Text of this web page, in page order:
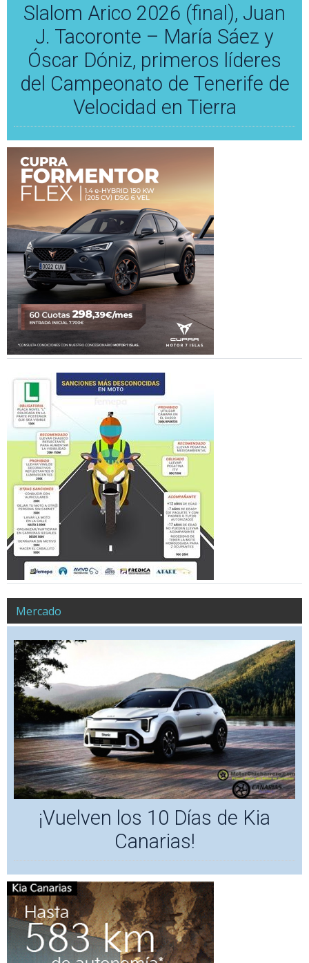
Slalom Arico 2026 (final), Juan
J. Tacoronte – María Sáez y
Óscar Dóniz, primeros líderes
del Campeonato de Tenerife de
Velocidad en Tierra
Mercado
¡Vuelven los 10 Días de Kia
Canarias!